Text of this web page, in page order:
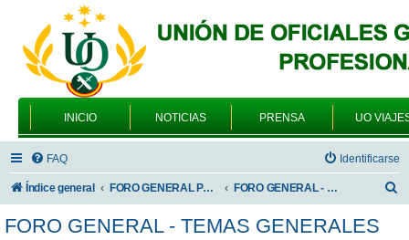
INICIO NOTICIAS PRENSA UO
FAQ Identificarse
Índice general FORO GENERAL PARA TODOS LOS USUARIOS FORO GENERAL - TEMAS GENERALES
FORO GENERAL - TEMAS GENERALES